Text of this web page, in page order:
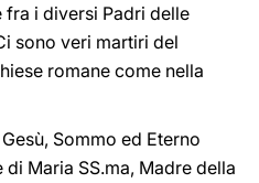
fra i diversi Padri delle
sono veri martiri del
romane come nella
Sommo ed Eterno
Maria SS.ma, Madre della